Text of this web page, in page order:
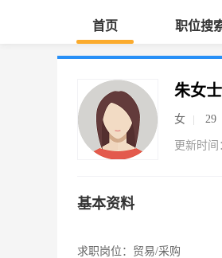
首页 职位搜
朱女士
女 29
更新时间
基本资料
求职岗位： 贸易/采购